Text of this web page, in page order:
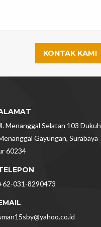
KONTAK KAMI
Menanggal Selatan 103 Dukuh
Gayungan, Surabaya
60234
031-8290473